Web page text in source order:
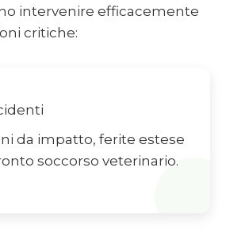
intervenire efficacemente
critiche:
da impatto, ferite estese
soccorso veterinario.